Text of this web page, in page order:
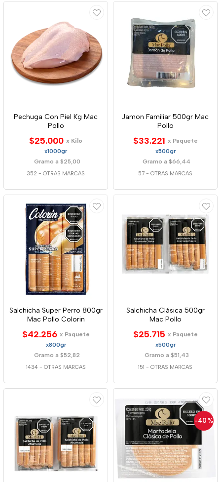
Pechuga Con Piel Kg Mac
Pollo
$25.000 x Kilo
x1000gr
Gramo a $25,00
352 - OTRAS MARCAS
Jamon Familiar 500gr Mac
Pollo
$33.221 x Paquete
x500gr
Gramo a $66,44
57 - OTRAS MARCAS
Salchicha Super Perro 800gr
Mac Pollo Colorin
$42.256 x Paquete
x800gr
Gramo a $52,82
1434 - OTRAS MARCAS
Salchicha Clásica 500gr
Mac Pollo
$25.715 x Paquete
x500gr
Gramo a $51,43
151 - OTRAS MARCAS
-40 %